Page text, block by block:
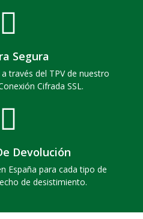
Segura
través del TPV de nuestro
Cifrada SSL.
Devolución
España para cada tipo de
de desistimiento.